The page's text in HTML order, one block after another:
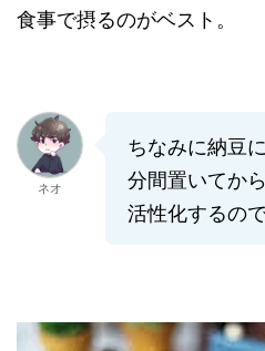
食事で摂るのがベスト。
ネオ
ちなみに納豆
分間置いてか
活性化するの